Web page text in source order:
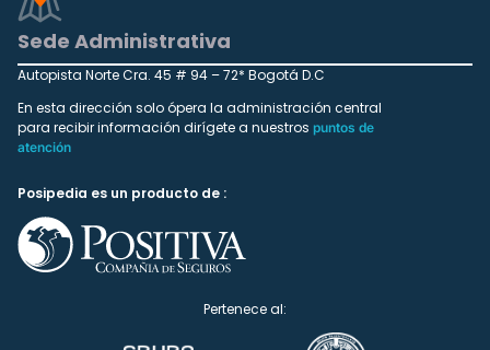
Sede Administrativa
Autopista Norte Cra. 45 # 94 – 72* Bogotá D.C
En esta dirección solo ópera la administración central
para recibir información dirígete a nuestros puntos de
atención
Posipedia es un producto de :
Pertenece al: